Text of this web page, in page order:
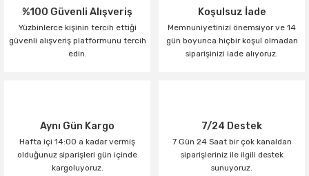
%100 Güvenli Alışveriş
Yüzbinlerce kişinin tercih ettiği
güvenli alışveriş platformunu tercih
edin.
Koşulsuz İade
Memnuniyetinizi önemsiyor ve 14
gün boyunca hiçbir koşul olmadan
siparişinizi iade alıyoruz.
Aynı Gün Kargo
Hafta içi 14:00 a kadar vermiş
olduğunuz siparişleri gün içinde
kargoluyoruz.
7/24 Destek
7 Gün 24 Saat bir çok kanaldan
siparişleriniz ile ilgili destek
sunuyoruz.